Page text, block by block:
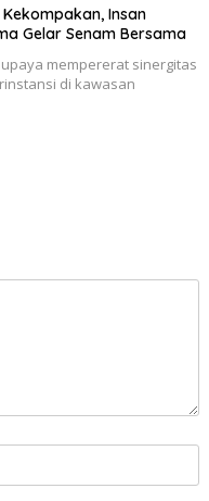
Insan
Gelar Senam Bersama
upaya mempererat sinergitas
di kawasan